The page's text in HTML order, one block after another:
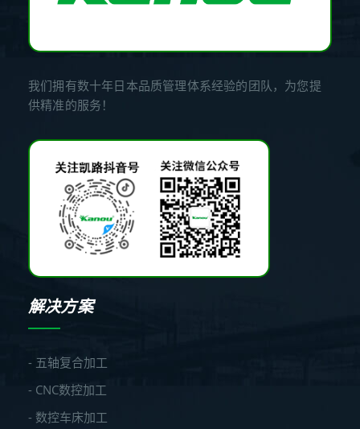
我们拥有数十年日本品质管理体系经验的团队，为您提
供精准的服务！
解决方案
- 五轴复合加工
- CNC数控加工
- 数控车床加工